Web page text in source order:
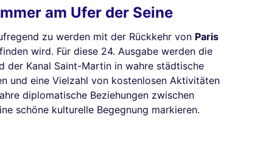
am Ufer der Seine
zu werden mit der Rückkehr von Paris
wird. Für diese 24. Ausgabe werden die
der Kanal Saint-Martin in wahre städtische
und eine Vielzahl von kostenlosen Aktivitäten
diplomatische Beziehungen zwischen
schöne kulturelle Begegnung markieren.